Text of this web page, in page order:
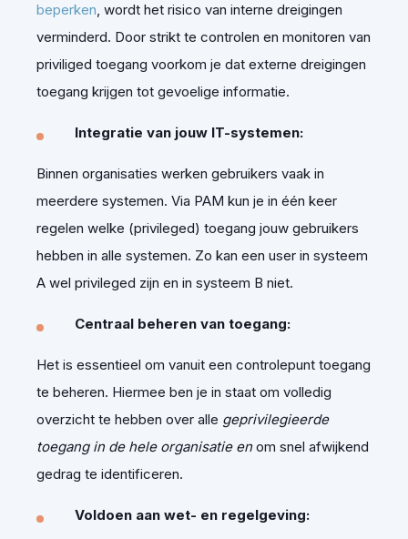
beperken, wordt het risico van interne dreigingen
verminderd. Door strikt te controlen en monitoren van
priviliged toegang voorkom je dat externe dreigingen
toegang krijgen tot gevoelige informatie.
Integratie van jouw IT-systemen:
Binnen organisaties werken gebruikers vaak in
meerdere systemen. Via PAM kun je in één keer
regelen welke (privileged) toegang jouw gebruikers
hebben in alle systemen. Zo kan een user in systeem
A wel privileged zijn en in systeem B niet.
Centraal beheren van toegang:
Het is essentieel om vanuit een controlepunt toegang
te beheren. Hiermee ben je in staat om volledig
overzicht te hebben over alle geprivilegieerde
toegang in de hele organisatie enom snel afwijkend
gedrag te identificeren.
Voldoen aan wet- en regelgeving: